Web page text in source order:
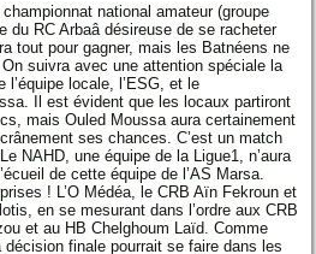
national amateur (groupe
du RC Arbaâ désireuse de se racheter
tout pour gagner, mais les Batnéens ne
suivra avec une attention spéciale la
locale, l’ESG, et le
Il est évident que les locaux partiront
mais Ouled Moussa aura certainement
ses chances. C’est un match
NAHD, une équipe de la Ligue1, n’aura
de cette équipe de l’AS Marsa.
! L’O Médéa, le CRB Aïn Fekroun et
en se mesurant dans l’ordre aux CRB
et au HB Chelghoum Laïd. Comme
finale pourrait se faire dans les